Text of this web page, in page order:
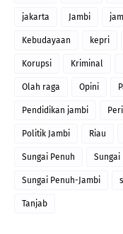
jakarta Jambi
Kebudayaan kepri
Korupsi Kriminal
Olah raga Opini
Pendidikan jambi
Politik Jambi Riau
Sungai Penuh Sungai
Sungai Penuh-Jambi
Tanjab